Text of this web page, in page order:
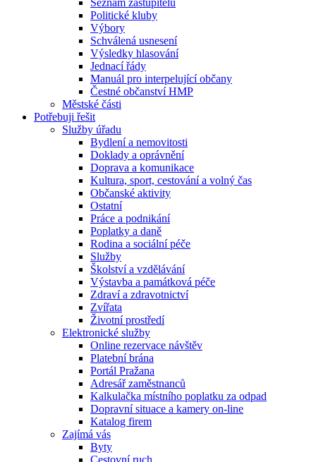
Seznam zastupitelů
Politické kluby
Výbory
Schválená usnesení
Výsledky hlasování
Jednací řády
Manuál pro interpelující občany
Čestné občanství HMP
Městské části
Potřebuji řešit
Služby úřadu
Bydlení a nemovitosti
Doklady a oprávnění
Doprava a komunikace
Kultura, sport, cestování a volný čas
Občanské aktivity
Ostatní
Práce a podnikání
Poplatky a daně
Rodina a sociální péče
Služby
Školství a vzdělávání
Výstavba a památková péče
Zdraví a zdravotnictví
Zvířata
Životní prostředí
Elektronické služby
Online rezervace návštěv
Platební brána
Portál Pražana
Adresář zaměstnanců
Kalkulačka místního poplatku za odpad
Dopravní situace a kamery on-line
Katalog firem
Zajímá vás
Byty
Cestovní ruch